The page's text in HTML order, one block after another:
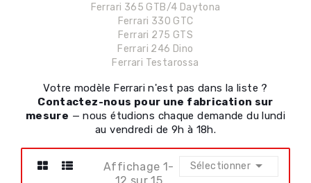
Ferrari 365 GTB/4 Daytona
Ferrari 330 GTC
Ferrari 275 GTS
Ferrari 246 Dino
Ferrari Testarossa
Votre modèle Ferrari n'est pas dans la liste ?
Contactez-nous pour une fabrication sur
mesure — nous étudions chaque demande du lundi
au vendredi de 9h à 18h.
Sélectionner 
Affichage 1-